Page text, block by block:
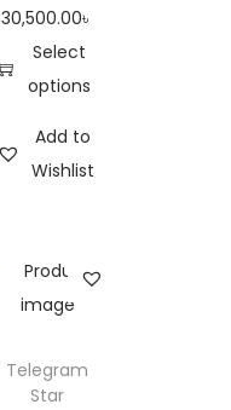
30,500.00৳
Select
options
Add to
Wishlist
Telegram
Star